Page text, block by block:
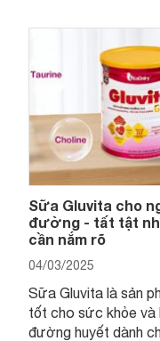
Sữa Gluvita cho
đường - tất tật
cần nắm rõ
04/03/2025
Sữa Gluvita là sản
tốt cho sức khỏe và
đường huyết dành